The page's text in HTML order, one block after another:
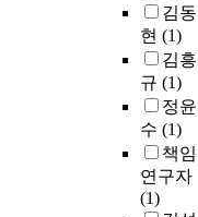
김동
현 (1)
김흥
규 (1)
정윤
수 (1)
책임
연구자
(1)